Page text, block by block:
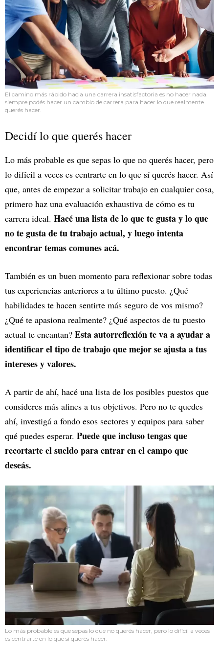
El camino más rápido hacia una carrera insatisfactoria es no hacer nada.
siempre podés hacer un cambio de carrera para hacer lo que realmente
querés hacer.
Decidí lo que querés hacer
Lo más probable es que sepas lo que no querés hacer, pero
lo difícil a veces es centrarte en lo que sí querés hacer. Así
que, antes de empezar a solicitar trabajo en cualquier cosa,
primero haz una evaluación exhaustiva de cómo es tu
carrera ideal. Hacé una lista de lo que te gusta y lo que
no te gusta de tu trabajo actual, y luego intenta
encontrar temas comunes acá.
También es un buen momento para reflexionar sobre todas
tus experiencias anteriores a tu último puesto. ¿Qué
habilidades te hacen sentirte más seguro de vos mismo?
¿Qué te apasiona realmente? ¿Qué aspectos de tu puesto
actual te encantan? Esta autorreflexión te va a ayudar a
identificar el tipo de trabajo que mejor se ajusta a tus
intereses y valores.
A partir de ahí, hacé una lista de los posibles puestos que
consideres más afines a tus objetivos. Pero no te quedes
ahí, investigá a fondo esos sectores y equipos para saber
qué puedes esperar. Puede que incluso tengas que
recortarte el sueldo para entrar en el campo que
deseás.
Lo más probable es que sepas lo que no querés hacer, pero lo difícil a veces
es centrarte en lo que sí querés hacer.